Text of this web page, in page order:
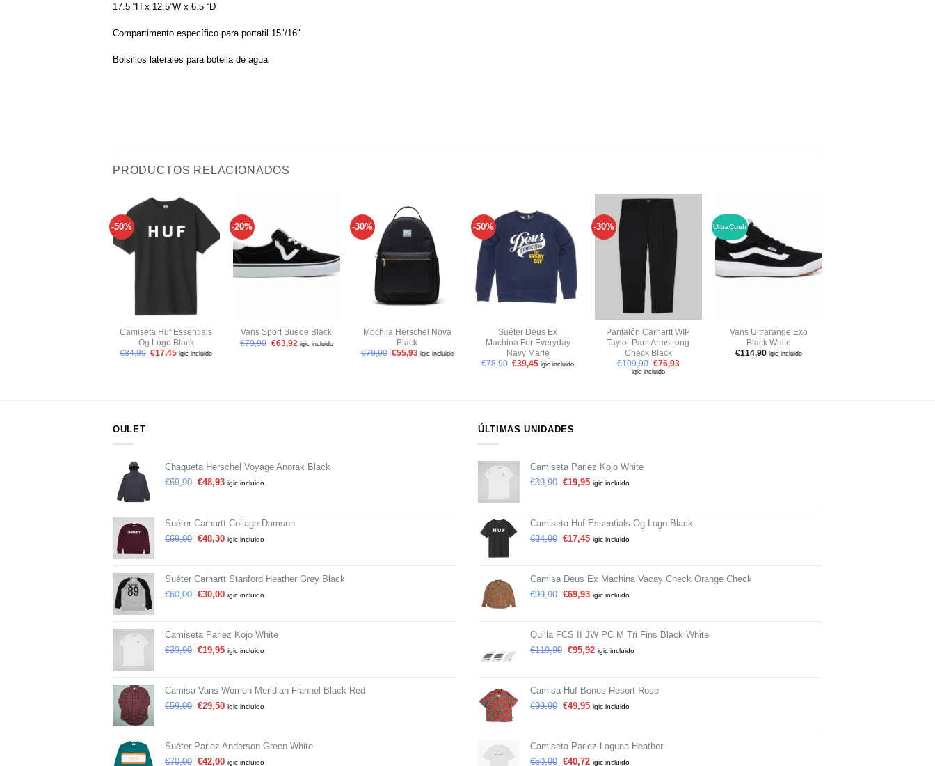
17.5 “H x 12.5”W x 6.5 “D
Compartimento específico para portatil 15″/16″
Bolsillos laterales para botella de agua
PRODUCTOS RELACIONADOS
-50%
lista de
Camiseta Huf Essentials
Og Logo Black
€34,90 €17,45 igic incluido
-20%
lista de
deseos
Vans Sport Suede Black
€79,90 €63,92 igic incluido
-30%
Añadir
a tu
lista de
deseos
Mochila Herschel Nova
Black
€79,90 €55,93 igic incluido
-50%
Añadir
Suéter Deus Ex
Machina For Everyday
Navy Marle
€78,90 €39,45 igic incluido
-30%
Añadir
lista de
deseos
Pantalón Carhartt WIP
Taylor Pant Armstrong
Check Black
€109,90 €76,93
igic incluido
UltraCush
lista de
Vans Ultrarange Exo
Black White
€114,90 igic incluido
OULET
Chaqueta Herschel Voyage Anorak Black
€69,90 €48,93 igic incluido
Suéter Carhartt Collage Damson
€69,00 €48,30 igic incluido
Suéter Carhartt Stanford Heather Grey Black
€60,00 €30,00 igic incluido
Camiseta Parlez Kojo White
€39,90 €19,95 igic incluido
Camisa Vans Women Meridian Flannel Black Red
€59,00 €29,50 igic incluido
Suéter Parlez Anderson Green White
€70,00 €42,00 igic incluido
ÚLTIMAS UNIDADES
Camiseta Parlez Kojo White
€39,90 €19,95 igic incluido
Camiseta Huf Essentials Og Logo Black
€34,90 €17,45 igic incluido
Camisa Deus Ex Machina Vacay Check Orange Check
€99,90 €69,93 igic incluido
Quilla FCS II JW PC M Tri Fins Black White
€119,90 €95,92 igic incluido
Camisa Huf Bones Resort Rose
€99,90 €49,95 igic incluido
Camiseta Parlez Laguna Heather
€50,90 €40,72 igic incluido